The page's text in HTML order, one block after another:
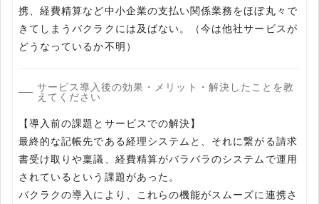
携、経費精算など中小企業の支払い関係業務をほぼ丸々で
きてしまうバクラクには及ばない。（今は他社サービスが
どうなっているか不明）
サービス導入後の効果・メリット・解決したことを教
えてください
【導入前の課題とサービスでの解決】
最終的な記帳先である経理システムと、それに繋がる請求
書受け取りや稟議、経費精算がバラバラのシステムで運用
されているという課題があった。
バクラクの導入により、これらの機能がスムーズに連携さ